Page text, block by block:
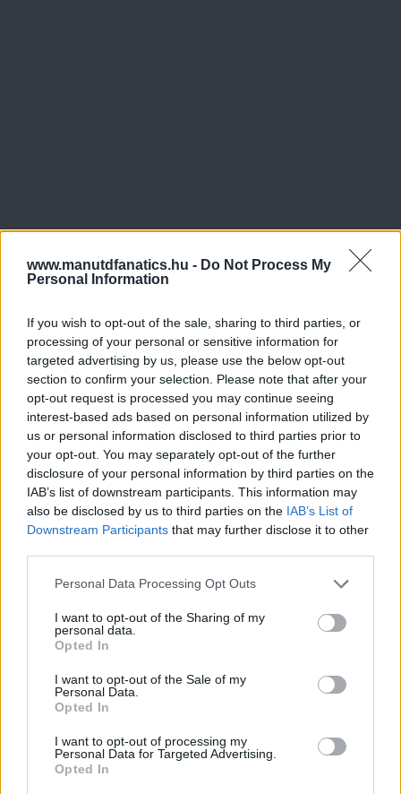
www.manutdfanatics.hu - Do Not Process My
Personal Information
If you wish to opt-out of the sale, sharing to third parties, or
processing of your personal or sensitive information for
targeted advertising by us, please use the below opt-out
section to confirm your selection. Please note that after your
opt-out request is processed you may continue seeing
interest-based ads based on personal information utilized by
us or personal information disclosed to third parties prior to
your opt-out. You may separately opt-out of the further
disclosure of your personal information by third parties on the
IAB’s list of downstream participants. This information may
also be disclosed by us to third parties on the IAB’s List of
Downstream Participants that may further disclose it to other
Please note that this website/app uses one or more Google
not limited to your visit or usage behaviour. You may click to
grant or deny consent to Google and its third-party tags to
use your data for below specified purposes in below Google
consent section.
Personal Data Processing Opt Outs
I want to opt-out of the Sharing of my
personal data.
Opted In
I want to opt-out of the Sale of my
Personal Data.
Opted In
I want to opt-out of processing my
Personal Data for Targeted Advertising.
Opted In
Meccs Center
Paris Saint-Germain
Manchester United
Felkészülési szezon 4. mérkőzés
Nya Ullevi, Göteborg
2026-08-08 17:00